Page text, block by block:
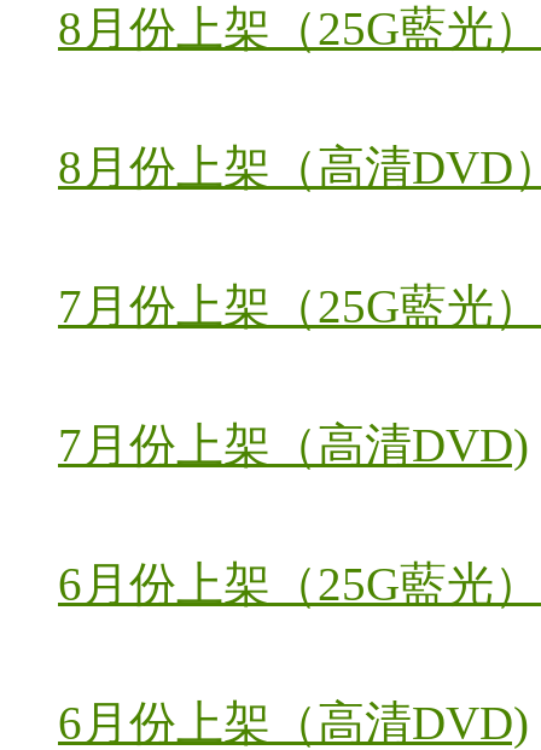
8月份上架（25G藍光）
8月份上架（高清DVD
7月份上架（25G藍光）
7月份上架（高清DVD)
6月份上架（25G藍光）
6月份上架（高清DVD)